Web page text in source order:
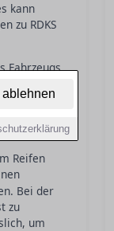
kann
zu RDKS
Fahrzeugs
in
nicht
Reifen
Bei der
zu
um